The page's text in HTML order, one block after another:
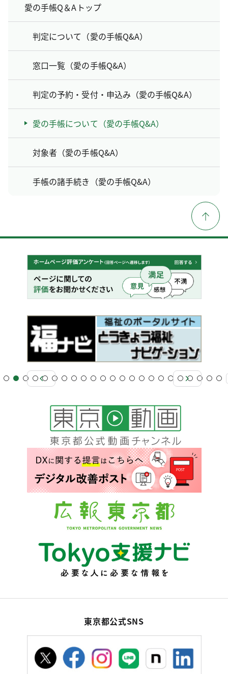
愛の手帳Q＆Aトップ
判定について（愛の手帳Q&A）
窓口一覧（愛の手帳Q&A）
判定の予約・受付・申込み（愛の手帳Q&A）
愛の手帳について（愛の手帳Q&A）
対象者（愛の手帳Q&A）
手帳の諸手続き（愛の手帳Q&A）
東京都公式SNS